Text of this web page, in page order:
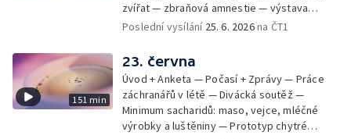
zvířat — zbraňová amnestie — výstava
mikrofotografií rostlin — fenomenální
Poslední vysílání 25. 6. 2026na ČT1
151 min
23. června
Úvod + Anketa — Počasí + Zprávy — Práce
záchranářů v létě — Divácká soutěž —
Minimum sacharidů: maso, vejce, mléčné
výrobky a luštěniny — Prototyp chytré